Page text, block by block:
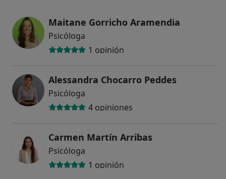
Maitane Gorricho Aramendia
Psicóloga
1 opinión
Alessandra Chocarro Peddes
Psicóloga
4 opiniones
Carmen Martín Arribas
Psicóloga
1 opinión